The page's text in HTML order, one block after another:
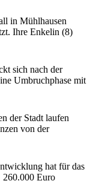
in Mühlhausen
Ihre Enkelin (8)
sich nach der
Umbruchphase mit
der Stadt laufen
von der
hat für das
260.000 Euro